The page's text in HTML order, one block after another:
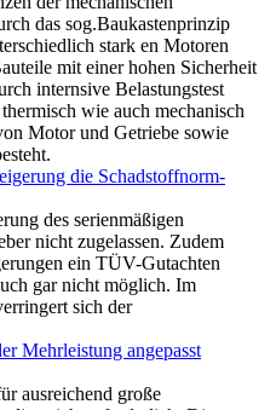
das sog.Baukastenprinzip
stark en Motoren
mit einer hohen Sicherheit
internsive Belastungstest
wie auch mechanisch
Motor und Getriebe sowie
die Schadstoffnorm-
des serienmäßigen
nicht zugelassen. Zudem
ein TÜV-Gutachten
gar nicht möglich. Im
sich der
Mehrleistung angepasst
ausreichend große